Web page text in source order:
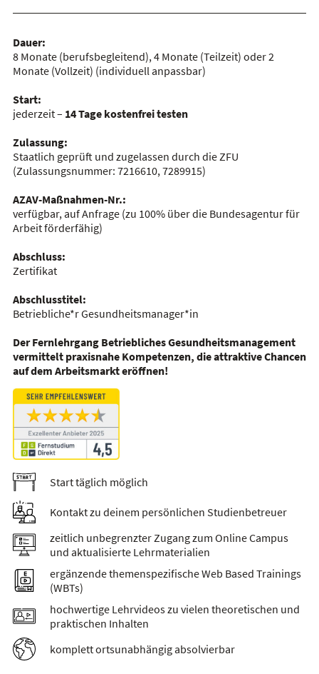
Dauer:
8 Monate (berufsbegleitend), 4 Monate (Teilzeit) oder 2
Monate (Vollzeit) (individuell anpassbar)
Start:
jederzeit – 14 Tage kostenfrei testen
Zulassung:
Staatlich geprüft und zugelassen durch die ZFU
(Zulassungsnummer: 7216610, 7289915)
AZAV-Maßnahmen-Nr.:
verfügbar, auf Anfrage(zu 100% über die Bundesagentur für
Arbeit förderfähig)
Abschluss:
Zertifikat
Abschlusstitel:
Betriebliche*r Gesundheitsmanager*in
Der FernlehrgangBetriebliches Gesundheitsmanagement
vermittelt praxisnahe Kompetenzen, die attraktive Chancen
auf dem Arbeitsmarkt eröffnen!
Start täglich möglich
Kontakt zu deinem persönlichen Studienbetreuer
zeitlich unbegrenzter Zugang zum Online Campus
und aktualisierte Lehrmaterialien
ergänzende themenspezifische Web Based Trainings
(WBTs)
hochwertige Lehrvideos zu vielen theoretischen und
praktischen Inhalten
komplett ortsunabhängig absolvierbar